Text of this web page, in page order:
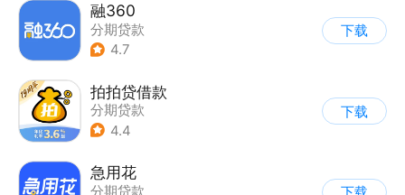
融360
分期贷款
4.7
下载
拍拍贷借款
分期贷款
4.4
下载
急用花
分期贷款